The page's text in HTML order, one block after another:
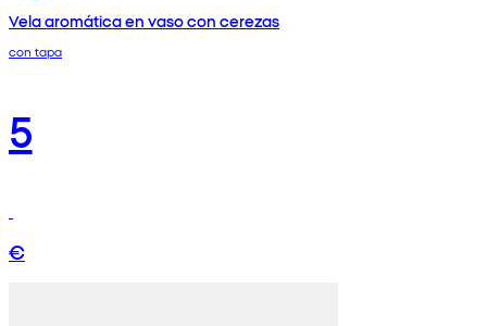
Vela aromática en vaso con cerezas
con tapa
5
€